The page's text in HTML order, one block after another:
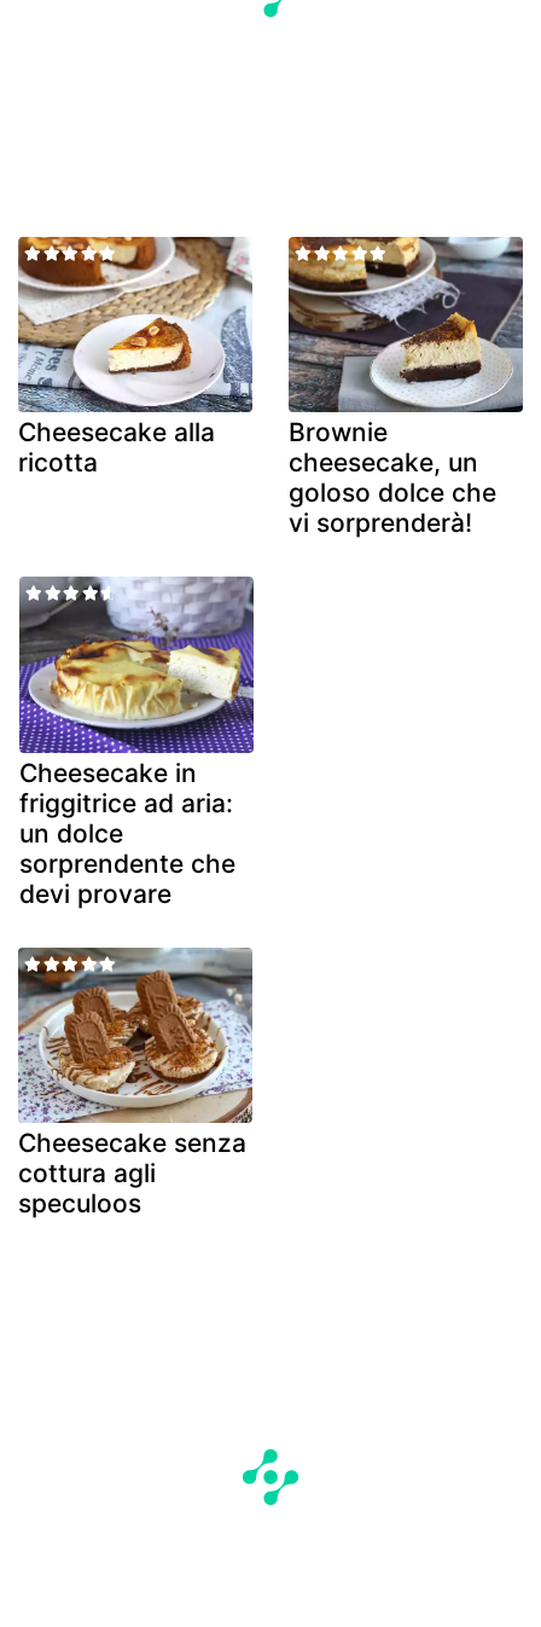
Cheesecake alla
ricotta
Brownie
cheesecake, un
goloso dolce che
vi sorprenderà!
Cheesecake in
friggitrice ad aria:
un dolce
sorprendente che
devi provare
Cheesecake senza
cottura agli
speculoos